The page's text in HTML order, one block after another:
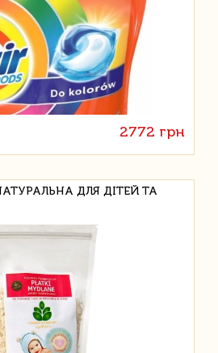
2772 грн
ДЛЯ ДІТЕЙ ТА